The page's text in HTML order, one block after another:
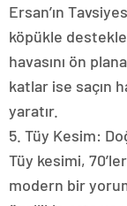
Ersan’ın
köpükle
havasını ön
katlar ise saçın
yaratır.
5. Tüy Kesim:
Tüy kesimi,
modern bir